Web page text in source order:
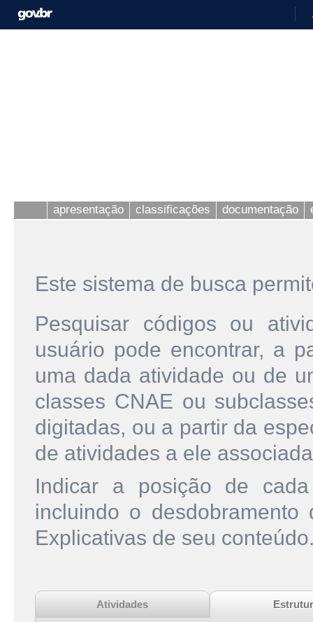
apresentação classificações documentação
Este sistema de busca
Pesquisar códigos ou
usuário pode encontrar, a
uma dada atividade ou de
classes CNAE ou
digitadas, ou a partir da
de atividades a ele
Indicar a posição de
incluindo o
Explicativas de seu
Atividades